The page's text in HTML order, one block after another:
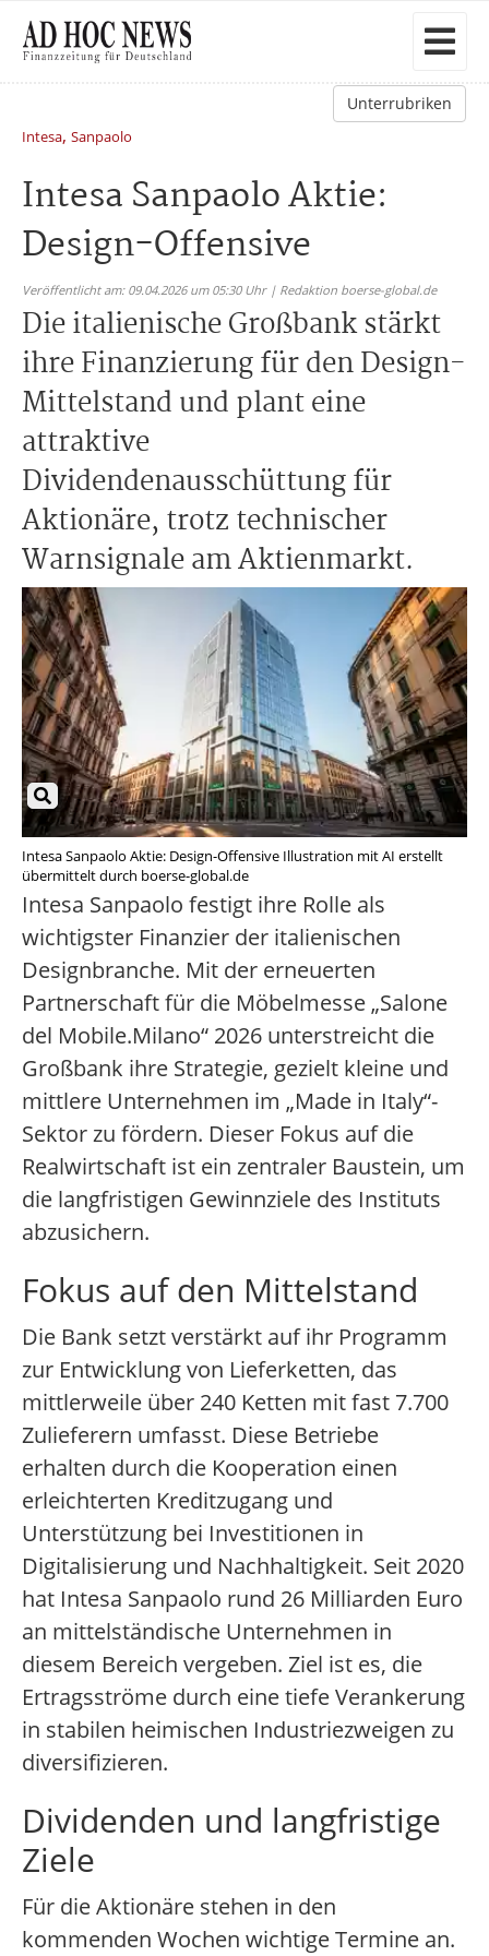
Unterrubriken
Intesa, Sanpaolo
Intesa Sanpaolo Aktie:
Design-Offensive
Veröffentlicht am: 09.04.2026 um 05:30 Uhr | Redaktion boerse-global.de
Die italienische Großbank stärkt
ihre Finanzierung für den Design-
Mittelstand und plant eine
attraktive
Dividendenausschüttung für
Aktionäre, trotz technischer
Warnsignale am Aktienmarkt.
Intesa Sanpaolo Aktie: Design-Offensive Illustration mit AI erstellt
übermittelt durch boerse-global.de
Intesa Sanpaolo festigt ihre Rolle als
wichtigster Finanzier der italienischen
Designbranche. Mit der erneuerten
Partnerschaft für die Möbelmesse „Salone
del Mobile.Milano“ 2026 unterstreicht die
Großbank ihre Strategie, gezielt kleine und
mittlere Unternehmen im „Made in Italy“-
Sektor zu fördern. Dieser Fokus auf die
Realwirtschaft ist ein zentraler Baustein, um
die langfristigen Gewinnziele des Instituts
abzusichern.
Fokus auf den Mittelstand
Die Bank setzt verstärkt auf ihr Programm
zur Entwicklung von Lieferketten, das
mittlerweile über 240 Ketten mit fast 7.700
Zulieferern umfasst. Diese Betriebe
erhalten durch die Kooperation einen
erleichterten Kreditzugang und
Unterstützung bei Investitionen in
Digitalisierung und Nachhaltigkeit. Seit 2020
hat Intesa Sanpaolo rund 26 Milliarden Euro
an mittelständische Unternehmen in
diesem Bereich vergeben. Ziel ist es, die
Ertragsströme durch eine tiefe Verankerung
in stabilen heimischen Industriezweigen zu
diversifizieren.
Dividenden und langfristige
Ziele
Für die Aktionäre stehen in den
kommenden Wochen wichtige Termine an.